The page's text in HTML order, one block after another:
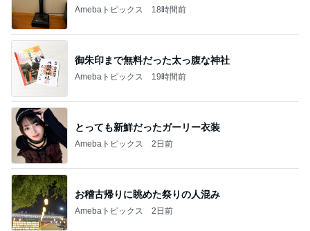
Amebaトピックス 18時間前
御朱印まで無料だった太っ腹な神社
Amebaトピックス 19時間前
とっても新鮮だったガーリー衣装
Amebaトピックス 2日前
お稽古帰りに眺めた祭りの人混み
Amebaトピックス 2日前